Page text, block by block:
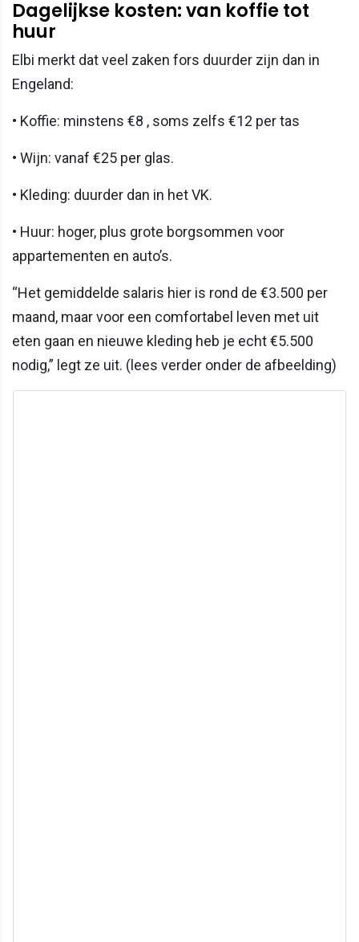
Dagelijkse kosten: van koffie tot
huur
Elbi merkt dat veel zaken fors duurder zijn dan in
Engeland:
• Koffie: minstens €8 , soms zelfs €12 per tas
• Wijn: vanaf €25 per glas.
• Kleding: duurder dan in het VK.
• Huur: hoger, plus grote borgsommen voor
appartementen en auto’s.
“Het gemiddelde salaris hier is rond de €3.500 per
maand, maar voor een comfortabel leven met uit
eten gaan en nieuwe kleding heb je echt €5.500
nodig,” legt ze uit. (lees verder onder de afbeelding)